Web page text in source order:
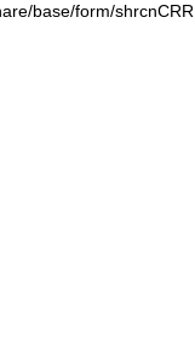
base/form/